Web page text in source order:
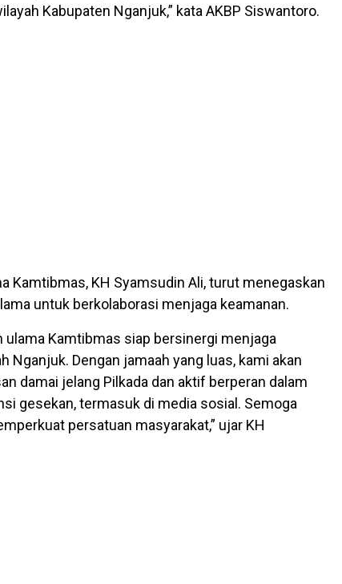
Kabupaten Nganjuk,” kata AKBP Siswantoro.
Kamtibmas, KH Syamsudin Ali, turut menegaskan
untuk berkolaborasi menjaga keamanan.
ulama Kamtibmas siap bersinergi menjaga
Nganjuk. Dengan jamaah yang luas, kami akan
damai jelang Pilkada dan aktif berperan dalam
gesekan, termasuk di media sosial. Semoga
persatuan masyarakat,” ujar KH